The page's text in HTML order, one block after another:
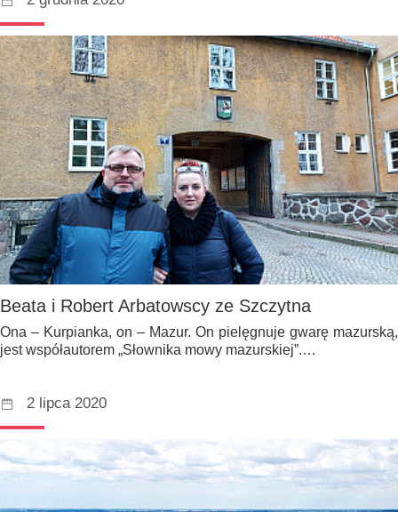
Beata i Robert Arbatowscy ze Szczytna
Ona – Kurpianka, on – Mazur. On pielęgnuje gwarę mazurską,
jest współautorem „Słownika mowy mazurskiej”.…
2 lipca 2020